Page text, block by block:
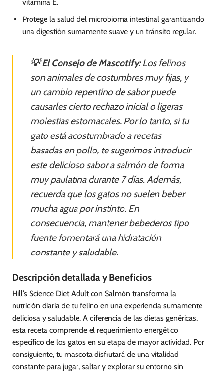
vitamina E.
Protege la salud del microbioma intestinal garantizando
una digestión sumamente suave y un tránsito regular.
💡 El Consejo de Mascotify:Los felinos
son animales de costumbres muy fijas, y
un cambio repentino de sabor puede
causarles cierto rechazo inicial o ligeras
molestias estomacales. Por lo tanto, si tu
gato está acostumbrado a recetas
basadas en pollo, te sugerimos introducir
este delicioso sabor a salmón de forma
muy paulatina durante 7 días. Además,
recuerda que los gatos no suelen beber
mucha agua por instinto. En
consecuencia, mantener bebederos tipo
fuente fomentará una hidratación
constante y saludable.
Descripción detallada y Beneficios
Hill’s Science Diet Adult con Salmón transforma la
nutrición diaria de tu felino en una experiencia sumamente
deliciosa y saludable. A diferencia de las dietas genéricas,
esta receta comprende el requerimiento energético
específico de los gatos en su etapa de mayor actividad. Por
consiguiente, tu mascota disfrutará de una vitalidad
constante para jugar, saltar y explorar su entorno sin